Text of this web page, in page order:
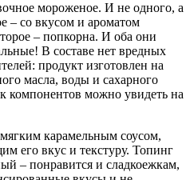
мороженое. И не одного, а
– со вкусом и ароматом
– попкорна. И оба они
В составе нет вредных
продукт изготовлен на
масла, воды и сахарного
компонентов можно увидеть на
карамельным соусом,
его вкус и текстуру. Топинг
– понравится и сладкоежкам,